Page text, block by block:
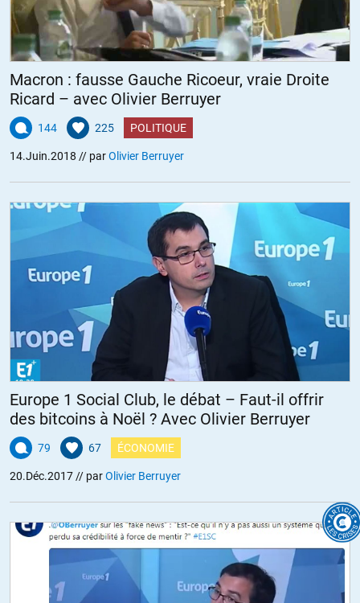
Macron : fausse Gauche Ricoeur, vraie Droite
Ricard – avec Olivier Berruyer
144 225 POLITIQUE
14.Juin.2018 // parOlivier Berruyer
Europe 1 Social Club, le débat – Faut-il offrir
des bitcoins à Noël ? Avec Olivier Berruyer
79 67 ÉCONOMIE
20.Déc.2017 // parOlivier Berruyer